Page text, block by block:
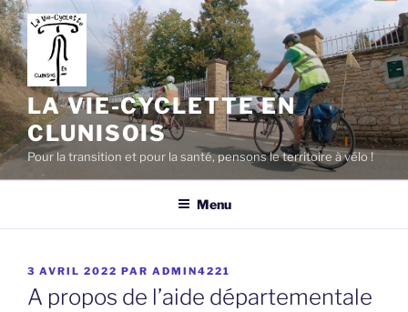
Aller
au
contenu
principal
LA VIE-CYCLETTE EN
CLUNISOIS
Pour la transition et pour la santé, pensons le territoire à vélo !
Menu
PUBLIÉ
LE
3 AVRIL 2022 PAR ADMIN4221
A propos de l’aide départementale